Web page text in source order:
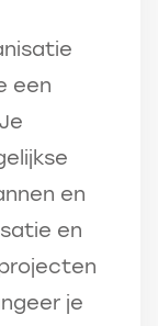
een
en
en
je